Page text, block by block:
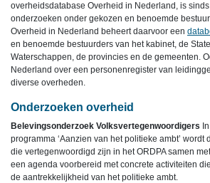
overheidsdatabase Overheid in Nederland, is
onderzoeken onder gekozen en benoemde
Overheid in Nederland beheert daarvoor een
en benoemde bestuurders van het kabinet, de
Waterschappen, de provincies en de gemeenten.
Nederland over een personenregister van
diverse overheden.
Onderzoeken overheid
Belevingsonderzoek Volksvertegenwoordigers
programma ‘Aanzien van het politieke ambt’ wordt
die vertegenwoordigd zijn in het ORDPA samen
een agenda voorbereid met concrete activiteiten
de aantrekkelijkheid van het politieke ambt.